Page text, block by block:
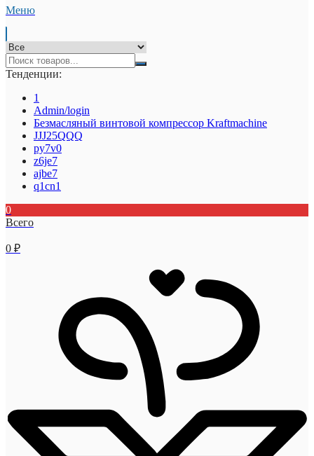
Меню
Тенденции:
1
Admin/login
Безмасляный винтовой компрессор Kraftmaсhine
JJJ25QQQ
py7v0
z6je7
ajbe7
q1cn1
0
Всего
0 ₽